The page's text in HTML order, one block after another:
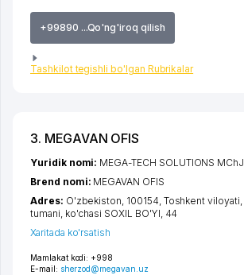
+99890 ...Qo'ng'iroq qilish
Tashkilot tegishli bo'lgan Rubrikalar
3. MEGAVAN OFIS
Mamlakat kodi: +998
E-mail: sherzod@megavan.uz
Yuridik nomi: MEGA-TECH SOLUTIONS MChJ
Brend nomi: MEGAVAN OFIS
Adres: O'zbekiston, 100154, Toshkent viloyati,
tumani, ko'chasi SOXIL BO'YI, 44
Xaritada ko'rsatish